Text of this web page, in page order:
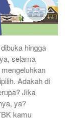
hingga
selama
Adakah di
Jika
ya?
kamu